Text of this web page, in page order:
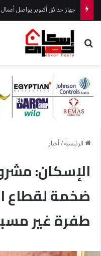
جهاز 6 أكتوبر يلاحق الإشغالات بالقطاع الشرقي بحملات مفاجئة
بحث عن
الرئيسية/أخبار
الإسكان:
ضخمة لقطاع
طفرة غير